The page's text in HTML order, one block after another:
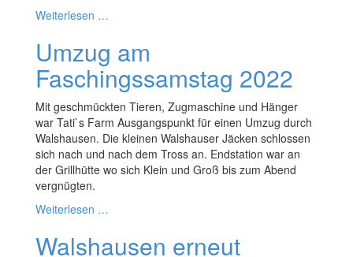
Weiterlesen …
Umzug am
Faschingssamstag 2022
Mit geschmückten Tieren, Zugmaschine und Hänger
war Tati`s Farm Ausgangspunkt für einen Umzug durch
Walshausen. Die kleinen Walshauser Jäcken schlossen
sich nach und nach dem Tross an. Endstation war an
der Grillhütte wo sich Klein und Groß bis zum Abend
vergnügten.
Weiterlesen …
Walshausen erneut